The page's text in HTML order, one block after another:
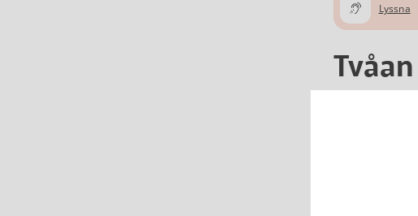
Lyssna
Tvåan